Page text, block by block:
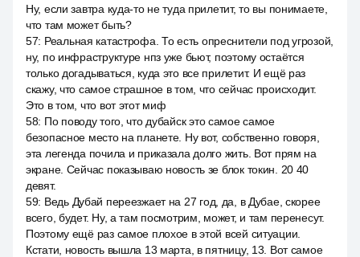
Ну, если завтра куда-то не туда прилетит, то вы понимаете,
что там может быть?
57: Реальная катастрофа. То есть опреснители под угрозой,
ну, по инфраструктуре нпз уже бьют, поэтому остаётся
только догадываться, куда это все прилетит. И ещё раз
скажу, что самое страшное в том, что сейчас происходит.
Это в том, что вот этот миф
58: По поводу того, что дубайск это самое самое
безопасное место на планете. Ну вот, собственно говоря,
эта легенда почила и приказала долго жить. Вот прям на
экране. Сейчас показываю новость зе блок токин. 20 40
девят.
59: Ведь Дубай переезжает на 27 год, да, в Дубае, скорее
всего, будет. Ну, а там посмотрим, может, и там перенесут.
Поэтому ещё раз самое плохое в этой всей ситуации.
Кстати, новость вышла 13 марта, в пятницу, 13. Вот самое